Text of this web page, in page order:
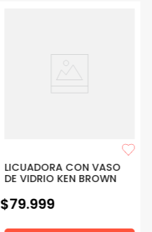
LICUADORA CON VASO
DE VIDRIO KEN BROWN
$79.999